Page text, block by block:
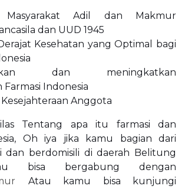
Masyarakat Adil dan Makmur
dan UUD 1945
Kesehatan yang Optimal bagi
dan meningkatkan
Indonesia
Anggota
Tentang apa itu farmasi dan
Oh iya jika kamu bagian dari
dan berdomisili di daerah Belitung
bisa bergabung dengan
Atau kamu bisa kunjungi